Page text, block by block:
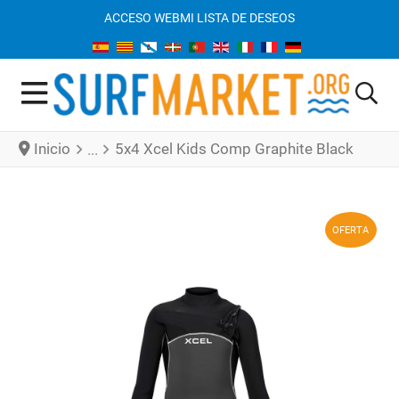
ACCESO WEBMI LISTA DE DESEOS
Inicio 5x4 Xcel Kids Comp Graphite Black
OFERTA